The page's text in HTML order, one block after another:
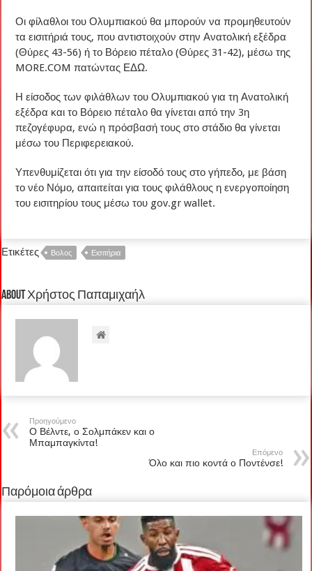
Οι φίλαθλοι του Ολυμπιακού θα μπορούν να προμηθευτούν
τα εισιτήριά τους, που αντιστοιχούν στην Ανατολική εξέδρα
(Θύρες 43-56) ή το Βόρειο πέταλο (Θύρες 31-42), μέσω της
MORE.COM πατώντας ΕΔΩ.
Η είσοδος των φιλάθλων του Ολυμπιακού για τη Ανατολική
εξέδρα και το Βόρειο πέταλο θα γίνεται από την 3η
πεζογέφυρα, ενώ η πρόσβασή τους στο στάδιο θα γίνεται
μέσω του Περιφερειακού.
Υπενθυμίζεται ότι για την είσοδό τους στο γήπεδο, με βάση
το νέο Νόμο, απαιτείται για τους φιλάθλους η ενεργοποίηση
του εισιτηρίου τους μέσω του gov.gr wallet.
Ετικέτες Βολος Εισιτήρια
About Χρήστος Παπαμιχαήλ
Προηγούμενο
Ο Βέλντε, ο Σολμπάκεν και ο
Μπαμπαγκίντα!
Επόμενο
Όλο και πιο κοντά ο Ποντένσε!
Παρόμοια άρθρα